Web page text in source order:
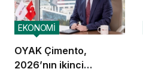
OYAK Çimento,
2026’nın ikinci
EKONOMİ